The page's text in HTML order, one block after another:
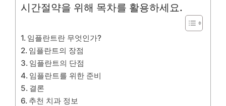
시간절약을 위해 목차를 활용하세요.
임플란트란 무엇인가?
임플란트의 장점
임플란트의 단점
임플란트를 위한 준비
결론
추천 치과 정보